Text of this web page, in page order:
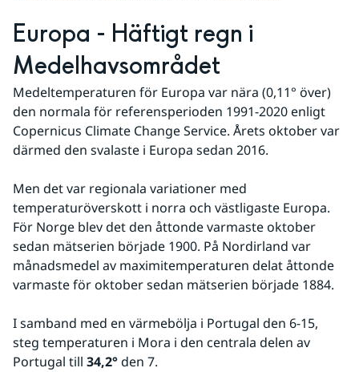
Europa - Häftigt regn i
Medelhavsområdet
Medeltemperaturen för Europa var nära (0,11° över)
den normala för referensperioden 1991-2020 enligt
Copernicus Climate Change Service. Årets oktober var
därmed den svalaste i Europa sedan 2016.
Men det var regionala variationer med
temperaturöverskott i norra och västligaste Europa.
För Norge blev det den åttonde varmaste oktober
sedan mätserien började 1900. På Nordirland var
månadsmedel av maximitemperaturen delat åttonde
varmaste för oktober sedan mätserien började 1884.
I samband med en värmebölja i Portugal den 6-15,
steg temperaturen i Mora i den centrala delen av
Portugal till 34,2° den 7.